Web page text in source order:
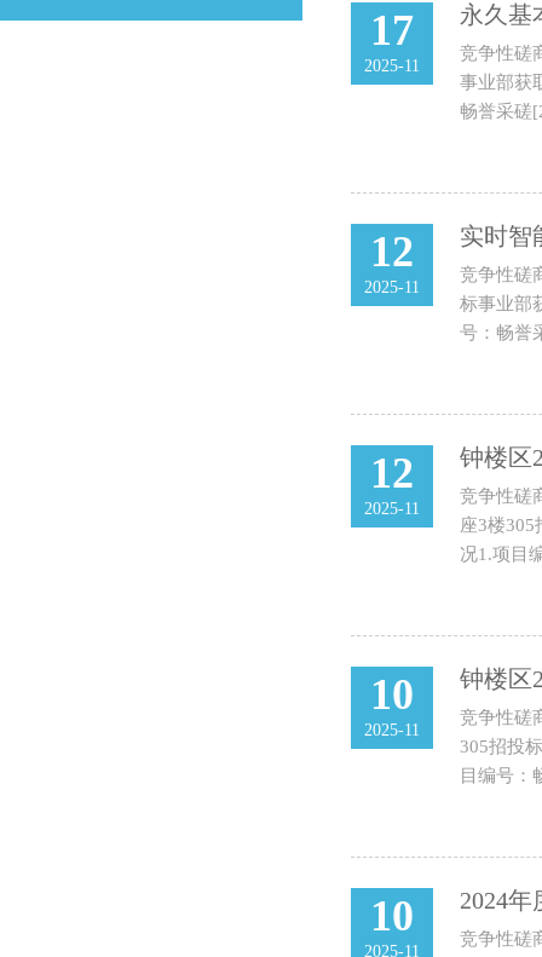
17
2025-11
永久基
竞争性磋
事业部获
畅誉采磋
12
2025-11
实时智
竞争性磋
标事业部
号：畅誉
12
2025-11
钟楼区
竞争性磋
座3楼
况1.项目
10
2025-11
钟楼区
竞争性磋
305招投
目编号：
10
2025-11
2024
竞争性磋